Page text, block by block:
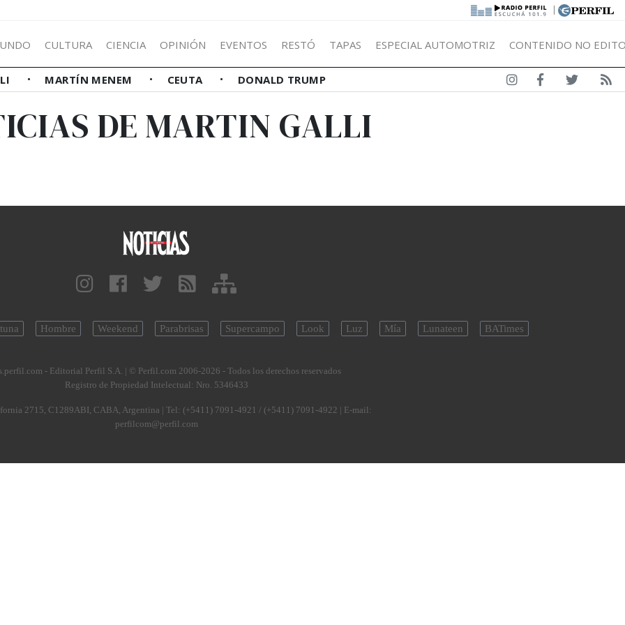
|
CULTURA CIENCIA OPINIÓN EVENTOS RESTÓ TAPAS ESPECIAL AUTOMOTRIZ CONTENIDO NO
MARTÍN MENEM CEUTA DONALD TRUMP
DE MARTIN GALLI
Hombre Weekend Parabrisas Supercampo Look Luz Mía Lunateen BATimes
- Editorial Perfil S.A. | © Perfil.com 2006-2026 - Todos los derechos reservados
Registro de Propiedad Intelectual: Nro. 5346433
2715, C1289ABI, CABA, Argentina | Tel: (+5411) 7091-4921 / (+5411) 7091-4922 | E-mail:
perfilcom@perfil.com